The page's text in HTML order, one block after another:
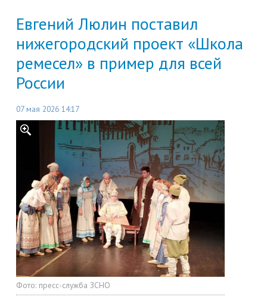
Евгений Люлин поставил
нижегородский проект «Школа
ремесел» в пример для всей
России
07 мая 2026 14:17
Фото: пресс-служба ЗСНО